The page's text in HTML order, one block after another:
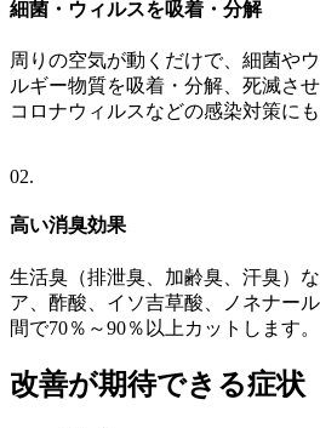
細菌・ウィルスを吸着・分解
周りの空気が動くだけで、細菌や
ルギー物質を吸着・分解、死滅さ
コロナウィルスなどの感染対策に
02.
高い消臭効果
生活臭（排泄臭、加齢臭、汗臭）
ア、酢酸、イソ吉草酸、ノネナー
間で70％～90％以上カットします。
改善が期待できる症状